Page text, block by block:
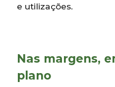
e utilizações.
Nas margens,
plano